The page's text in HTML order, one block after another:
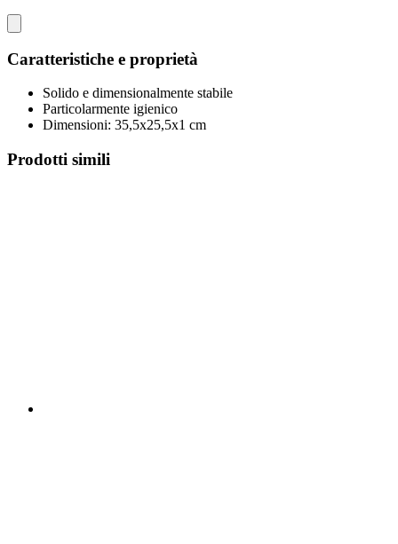
Caratteristiche e proprietà
Solido e dimensionalmente stabile
Particolarmente igienico
Dimensioni: 35,5x25,5x1 cm
Prodotti simili